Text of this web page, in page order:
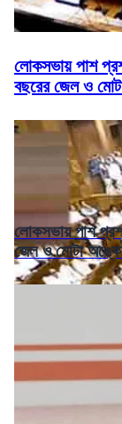
লোকসভায় পাশ
বছরের জেল ও
লোকসভায় পাশ
জেল ও মোটা অঙ্কের